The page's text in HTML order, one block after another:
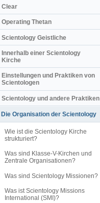
Clear
Operating Thetan
Scientology Geistliche
Innerhalb einer Scientology
Kirche
Einstellungen und Praktiken von
Scientologen
Scientology und andere Praktiken
Die Organisation der Scientology
Wie ist die Scientology Kirche
strukturiert?
Was sind Klasse-V-Kirchen und
Zentrale Organisationen?
Was sind Scientology Missionen?
Was ist Scientology Missions
International (SMI)?